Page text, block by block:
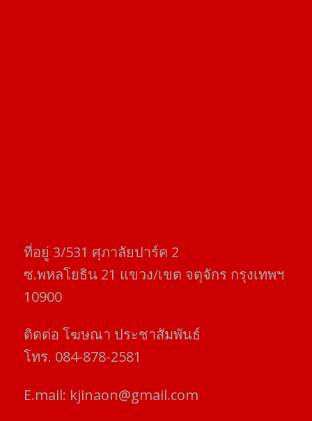
ที่อยู่​ 3/531​ ศุภาลัยปาร์ค​ 2
ซ.พหลโยธิน​ 21​ แขวง/เขต​ จตุจักร​ กรุงเทพฯ
10900
ติดต่อ​ โฆษณา​ ประชาสัมพันธ์
โทร​. 084-878-2581
E.mail: kjinaon@gmail.com